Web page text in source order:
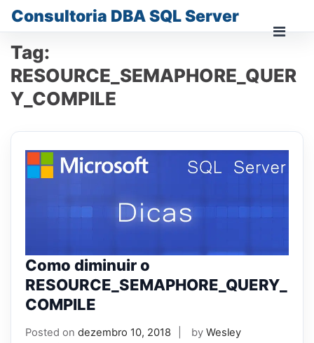
content
Consultoria DBA SQL Server
for
Tag:
RESOURCE_SEMAPHORE_QUER
Y_COMPILE
Como diminuir o
RESOURCE_SEMAPHORE_QUERY_
COMPILE
Posted on dezembro 10, 2018 by Wesley